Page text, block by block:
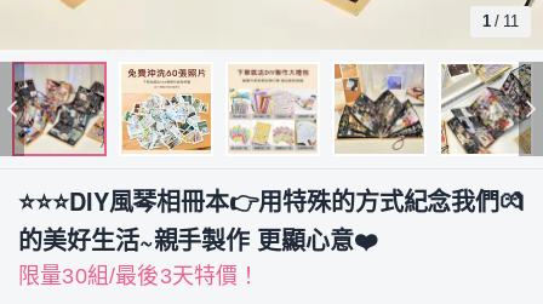
1 / 11
⭐⭐⭐DIY風琴相冊本👉用特殊的方式紀念我們💏
的美好生活~親手製作 更顯心意❤️
限量30組/最後3天特價！